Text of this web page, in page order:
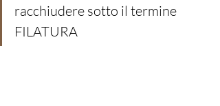
racchiudere sotto il termine
FILATURA